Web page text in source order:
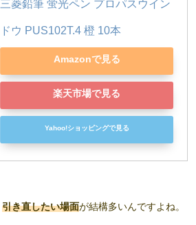
三菱鉛筆 蛍光ペン プロパスウイン
ドウ PUS102T.4 橙 10本
Amazonで見る
楽天市場で見る
Yahoo!ショッピングで見る
引き直したい場面が結構多いんですよね。